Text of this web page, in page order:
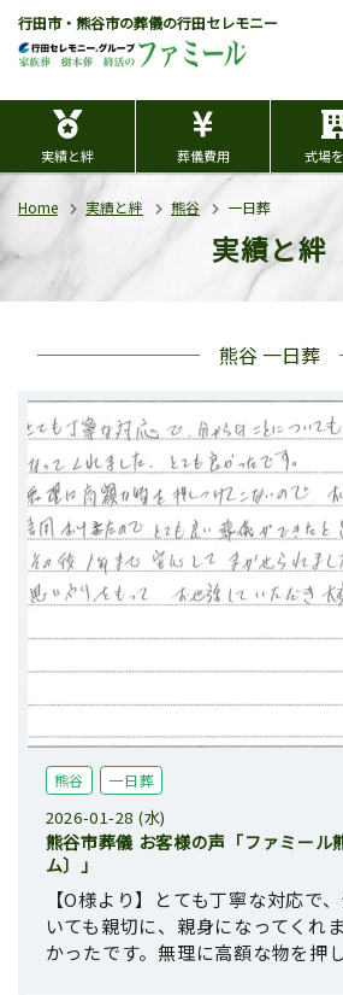
行田市・熊谷市の葬儀の行田セレモニー
実績と絆 葬儀費用 式場
Home 実績と絆 熊谷 一日葬
実績と絆
熊谷 一日葬
熊谷 一日葬
2026-01-28 (水)
熊谷市葬儀 お客様の声「ファミール
ム〕」
【O様より】とても丁寧な対応で
いても親切に、親身になってくれ
かったです。無理に高額な物を押